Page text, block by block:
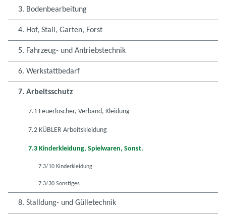
3. Bodenbearbeitung
4. Hof, Stall, Garten, Forst
5. Fahrzeug- und Antriebstechnik
6. Werkstattbedarf
7. Arbeitsschutz
7.1 Feuerlöscher, Verband, Kleidung
7.2 KÜBLER Arbeitskleidung
7.3 Kinderkleidung, Spielwaren, Sonst.
7.3/10 Kinderkleidung
7.3/30 Sonstiges
8. Stalldung- und Gülletechnik